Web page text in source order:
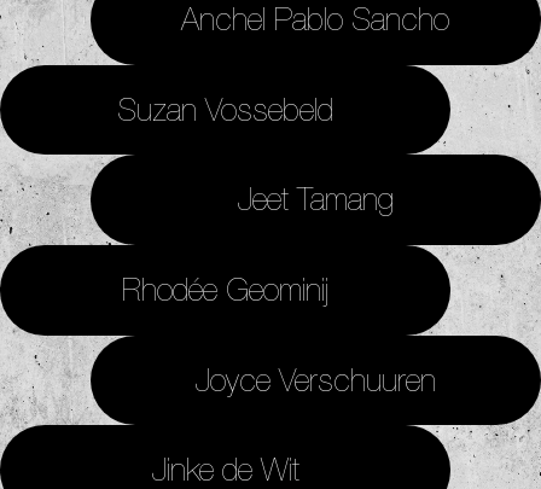
Anchel Pablo Sancho
Suzan Vossebeld
Jeet Tamang
Rhodée Geominij
Joyce Verschuuren
Jinke de Wit